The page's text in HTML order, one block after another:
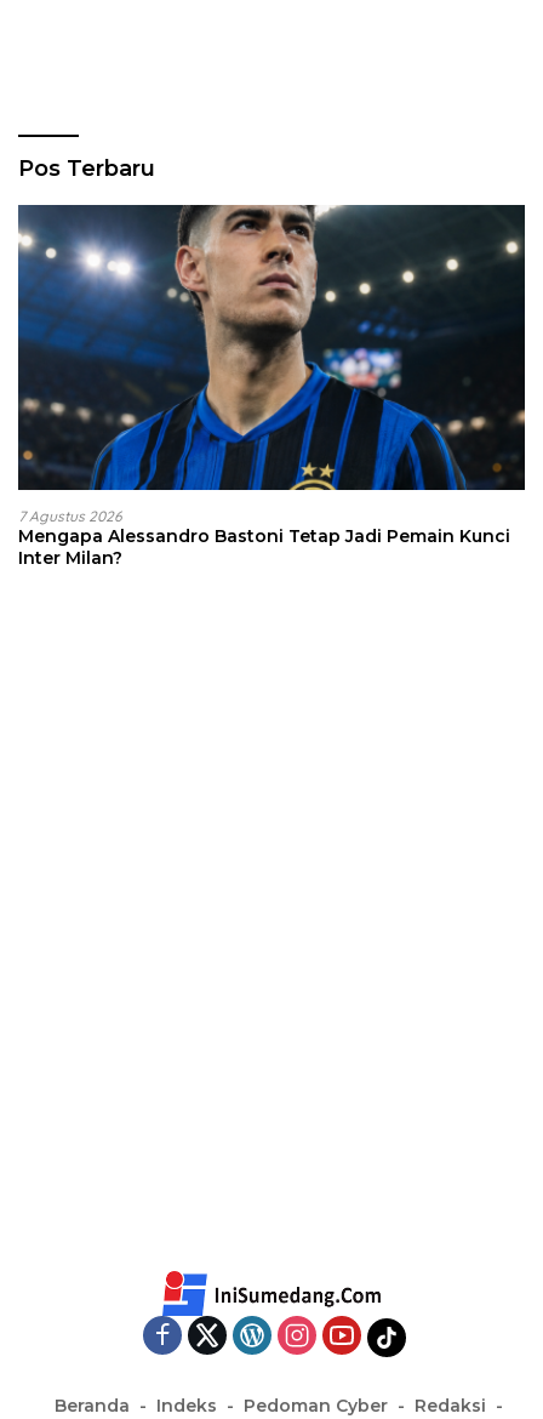
Pos Terbaru
7 Agustus 2026
Mengapa Alessandro Bastoni Tetap Jadi Pemain Kunci
Inter Milan?
Beranda Indeks Pedoman Cyber Redaksi